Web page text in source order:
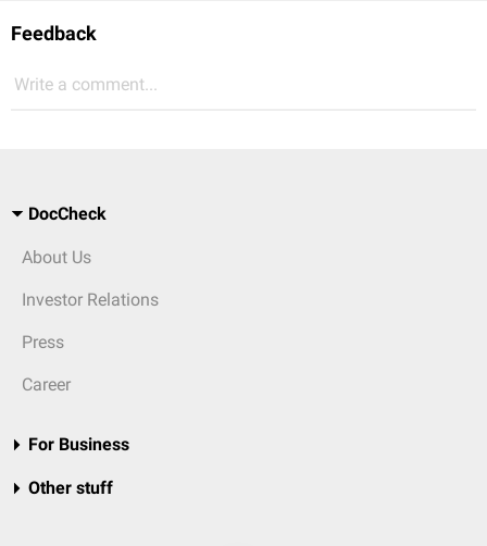
Feedback
Write a comment...
DocCheck
About Us
Investor Relations
Press
Career
For Business
Other stuff